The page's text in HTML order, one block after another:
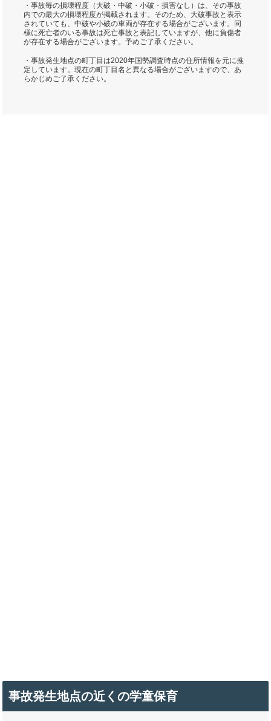
・事故毎の損壊程度（大破・中破・小破・損害なし）は、その事故
内での最大の損壊程度が掲載されます。そのため、大破事故と表示
されていても、中破や小破の車両が存在する場合がございます。同
様に死亡者のいる事故は死亡事故と表記していますが、他に負傷者
が存在する場合がございます。予めご了承ください。
・事故発生地点の町丁目は2020年国勢調査時点の住所情報を元に推
定しています。現在の町丁目名と異なる場合がございますので、あ
らかじめご了承ください。
事故発生地点の近くの学童保育